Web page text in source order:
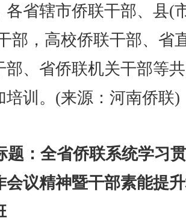
各省辖市侨联干部、县(
部，高校侨联干部、省
部、省侨联机关干部等
培训。(来源：河南侨联)
题：全省侨联系统学习
会议精神暨干部素能提